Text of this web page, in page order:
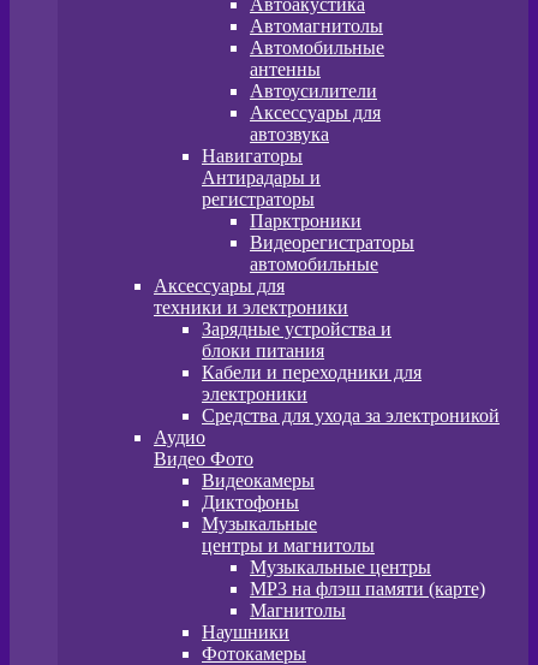
Автоакустика
Автомагнитолы
Автомобильные
антенны
Автоусилители
Аксессуары для
автозвука
Навигаторы
Антирадары и
регистраторы
Парктроники
Видеорегистраторы
автомобильные
Аксессуары для
техники и электроники
Зарядные устройства и
блоки питания
Кабели и переходники для
электроники
Средства для ухода за электроникой
Аудио
Видео Фото
Видеокамеры
Диктофоны
Музыкальные
центры и магнитолы
Музыкальные центры
MP3 на флэш памяти (карте)
Магнитолы
Наушники
Фотокамеры